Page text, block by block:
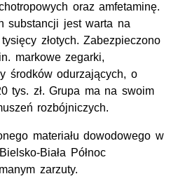
oraz amfetaminę.
substancji jest warta na
złotych. Zabezpieczono
markowe zegarki,
środków odurzających, o
tys. zł. Grupa ma na swoim
rozbójniczych.
materiału dowodowego w
Biała Północ
zarzuty.